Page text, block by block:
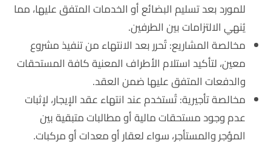
للمورد بعد تسليم البضائع أو الخدمات المتفق عليها، مما
يُنهي الالتزامات بين الطرفين.
مخالصة المشاريع: تُحرر بعد الانتهاء من تنفيذ مشروع
معين، لتأكيد استلام الأطراف المعنية كافة المستحقات
والدفعات المتفق عليها ضمن العقد.
مخالصة تأجيرية: تُستخدم عند انتهاء عقد الإيجار، لإثبات
عدم وجود مستحقات مالية أو مطالبات متبقية بين
المؤجر والمستأجر، سواء لعقار أو معدات أو مركبات.